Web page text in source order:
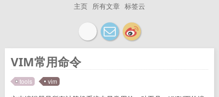
主页 所有文章 标签云
VIM常用命令
tools vim